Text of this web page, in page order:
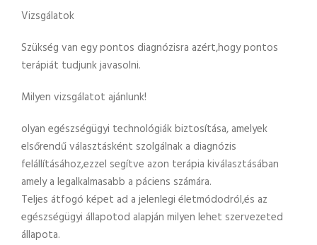
Vizsgálatok
Szükség van egy pontos diagnózisra azért,hogy pontos
terápiát tudjunk javasolni.
Milyen vizsgálatot ajánlunk!
olyan egészségügyi technológiák biztosítása, amelyek
elsőrendű választásként szolgálnak a diagnózis
felállításához,ezzel segítve azon terápia kiválasztásában
amely a legalkalmasabb a páciens számára.
Teljes átfogó képet ad a jelenlegi életmódodról,és az
egészségügyi állapotod alapján milyen lehet szervezeted
állapota.